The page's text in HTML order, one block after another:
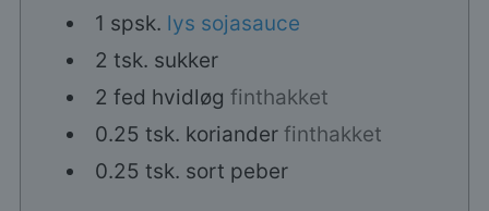
1 spsk. lys sojasauce
2 tsk. sukker
2 fed hvidløg finthakket
0.25 tsk. koriander finthakket
0.25 tsk. sort peber